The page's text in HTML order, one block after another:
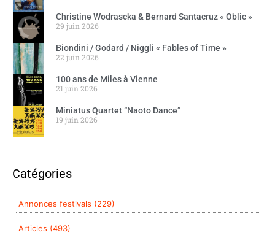
Christine Wodrascka & Bernard Santacruz « Oblic »
29 juin 2026
Biondini / Godard / Niggli « Fables of Time »
22 juin 2026
100 ans de Miles à Vienne
21 juin 2026
Miniatus Quartet “Naoto Dance”
19 juin 2026
Catégories
Annonces festivals (229)
Articles (493)